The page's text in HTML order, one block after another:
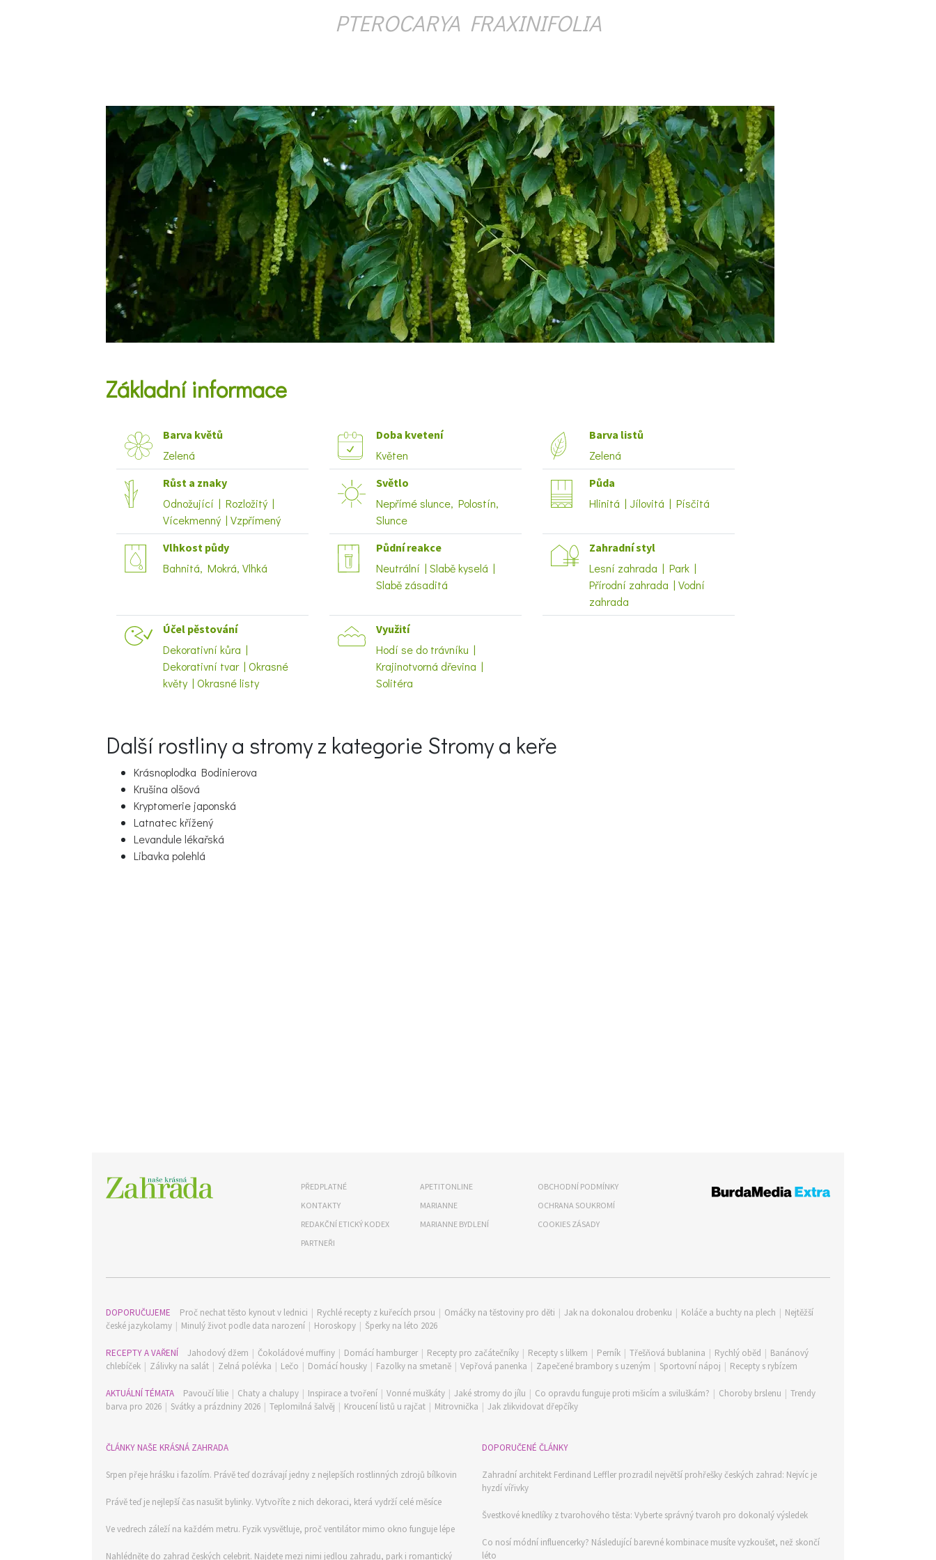
VIDEA VOLNÝ ČAS
Zahradní turistika
Zelená domácnost
Domácí mazlíčci
Dekorace
Zajímavosti
SOUTĚŽTE O CENY KVÍZY A TESTY
PTEROCARYA FRAXINIFOLIA
Základní informace
Barva květů
Zelená
Doba kvetení
Květen
Barva listů
Zelená
Růst a znaky
Odnožující | Rozložitý |
Vícekmenný | Vzpřímený
Světlo
Nepřímé slunce, Polostín,
Slunce
Půda
Hlinitá | Jílovitá | Písčitá
Vlhkost půdy
Bahnitá, Mokrá, Vlhká
Půdní reakce
Neutrální | Slabě kyselá |
Slabě zásaditá
Zahradní styl
Lesní zahrada | Park |
Přírodní zahrada | Vodní
zahrada
Účel pěstování
Dekorativní kůra |
Dekorativní tvar | Okrasné
květy | Okrasné listy
Využití
Hodí se do trávníku |
Krajinotvorná dřevina |
Solitéra
Další rostliny a stromy z kategorie Stromy a keře
Krásnoplodka Bodinierova
Krušina olšová
Kryptomerie japonská
Latnatec křížený
Levandule lékařská
Libavka polehlá
PŘEDPLATNÉ
KONTAKTY
REDAKČNÍ ETICKÝ KODEX
PARTNEŘI
APETITONLINE
MARIANNE
MARIANNE BYDLENÍ
OBCHODNÍ PODMÍNKY
OCHRANA SOUKROMÍ
COOKIES ZÁSADY
DOPORUČUJEME Proč nechat těsto kynout v lednici | Rychlé recepty z kuřecích prsou | Omáčky na těstoviny pro děti | Jak na dokonalou drobenku | Koláče a buchty na plech | Nejtěžší
české jazykolamy | Minulý život podle data narození | Horoskopy | Šperky na léto 2026
RECEPTY A VAŘENÍ Jahodový džem | Čokoládové muffiny | Domácí hamburger | Recepty pro začátečníky | Recepty s lilkem | Perník | Třešňová bublanina | Rychlý oběd | Banánový
chlebíček | Zálivky na salát | Zelná polévka | Lečo | Domácí housky | Fazolky na smetaně | Vepřová panenka | Zapečené brambory s uzeným | Sportovní nápoj | Recepty s rybízem
AKTUÁLNÍ TÉMATA Pavoučí lilie | Chaty a chalupy | Inspirace a tvoření | Vonné muškáty | Jaké stromy do jílu | Co opravdu funguje proti mšicím a sviluškám? | Choroby brslenu | Trendy
barva pro 2026 | Svátky a prázdniny 2026 | Teplomilná šalvěj | Kroucení listů u rajčat | Mitrovnička | Jak zlikvidovat dřepčíky
ČLÁNKY NAŠE KRÁSNÁ ZAHRADA
Srpen přeje hrášku i fazolím. Právě teď dozrávají jedny z nejlepších rostlinných zdrojů bílkovin
Právě teď je nejlepší čas nasušit bylinky. Vytvoříte z nich dekoraci, která vydrží celé měsíce
Ve vedrech záleží na každém metru. Fyzik vysvětluje, proč ventilátor mimo okno funguje lépe
Nahlédněte do zahrad českých celebrit. Najdete mezi nimi jedlou zahradu, park i romantický
DOPORUČENÉ ČLÁNKY
Zahradní architekt Ferdinand Leffler prozradil největší prohřešky českých zahrad: Nejvíc je
hyzdí vířivky
Švestkové knedlíky z tvarohového těsta: Vyberte správný tvaroh pro dokonalý výsledek
Co nosí módní influencerky? Následující barevné kombinace musíte vyzkoušet, než skončí
léto